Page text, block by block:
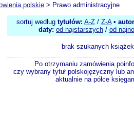
polskie > Prawo administracyjne
sortuj według tytułów: A-Z / Z-A•
daty: od najstarszych / od
brak szukanych książek
Po otrzymaniu zamówienia
czy wybrany tytuł polskojęzyczny lub
aktualnie na półce